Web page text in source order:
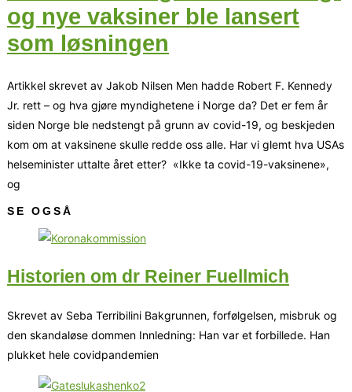
og nye vaksiner ble lansert
som løsningen
Artikkel skrevet av Jakob Nilsen Men hadde Robert F. Kennedy
Jr. rett – og hva gjøre myndighetene i Norge da? Det er fem år
siden Norge ble nedstengt på grunn av covid-19, og beskjeden
kom om at vaksinene skulle redde oss alle. Har vi glemt hva USAs
helseminister uttalte året etter? «Ikke ta covid-19-vaksinene»,
og
SE OGSÅ
Historien om dr Reiner Fuellmich
Skrevet av Seba Terribilini Bakgrunnen, forfølgelsen, misbruk og
den skandaløse dommen Innledning: Han var et forbillede. Han
plukket hele covidpandemien